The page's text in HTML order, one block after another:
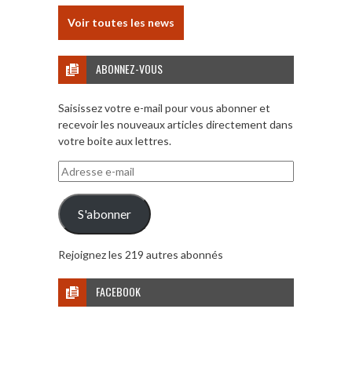
Voir toutes les news
ABONNEZ-VOUS
Saisissez votre e-mail pour vous abonner et
recevoir les nouveaux articles directement dans
votre boite aux lettres.
Adresse
e-
mail
S'abonner
Rejoignez les 219 autres abonnés
FACEBOOK